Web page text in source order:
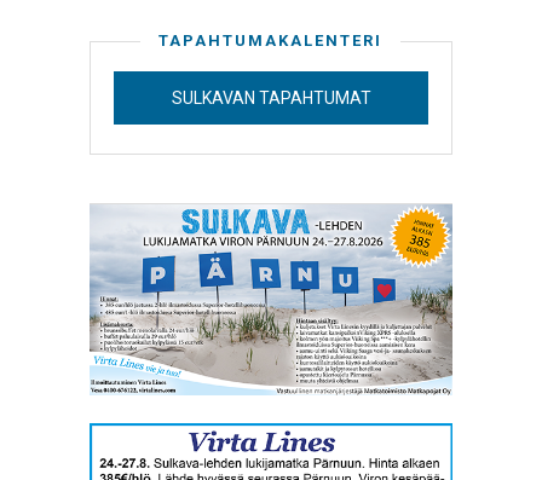
TAPAHTUMAKALENTERI
SULKAVAN TAPAHTUMAT